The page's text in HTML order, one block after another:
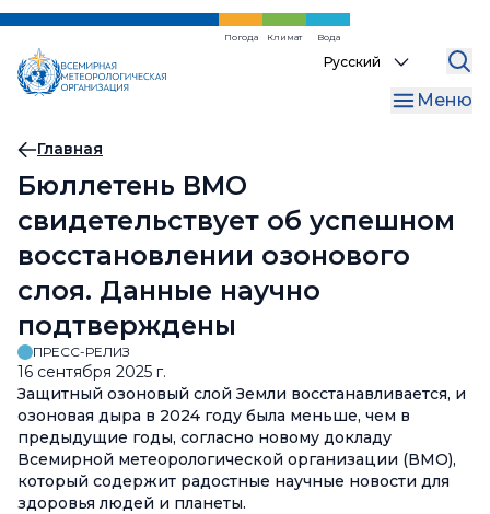
Перейти
основному
содержанию
Погода Климат Вода
Select
language
Меню
Хлебная
крошка
Главная
Бюллетень ВМО
свидетельствует об успешном
восстановлении озонового
слоя. Данные научно
подтверждены
ПРЕСС-РЕЛИЗ
16 сентября 2025 г.
Защитный озоновый слой Земли восстанавливается, и
озоновая дыра в 2024 году была меньше, чем в
предыдущие годы, согласно новому докладу
Всемирной метеорологической организации (ВМО),
который содержит радостные научные новости для
здоровья людей и планеты.